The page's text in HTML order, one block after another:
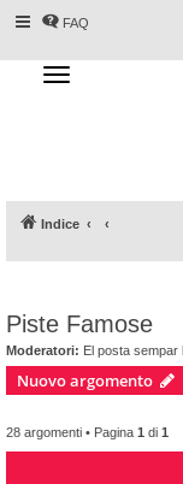
FAQ
T
o
g
a
t
Indice
Piste Famose
Moderatori: El posta sempar
Nuovo argomento
28 argomenti • Pagina 1 di 1